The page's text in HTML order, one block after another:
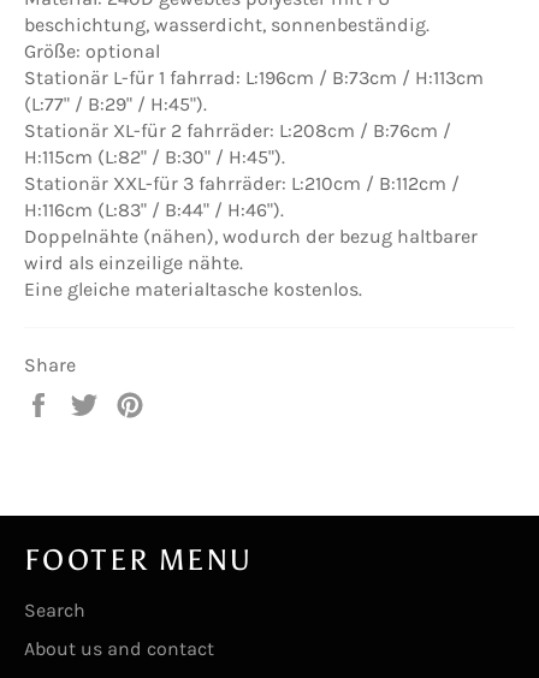
beschichtung, wasserdicht, sonnenbeständig.
Größe: optional
Stationär L-für 1 fahrrad: L:196cm / B:73cm / H:113cm
(L:77" / B:29" / H:45").
Stationär XL-für 2 fahrräder: L:208cm / B:76cm /
H:115cm (L:82" / B:30" / H:45").
Stationär XXL-für 3 fahrräder: L:210cm / B:112cm /
H:116cm (L:83" / B:44" / H:46").
Doppelnähte (nähen), wodurch der bezug haltbarer
wird als einzeilige nähte.
Eine gleiche materialtasche kostenlos.
Share
Share
Tweet
FOOTER MENU
Search
About us and contact